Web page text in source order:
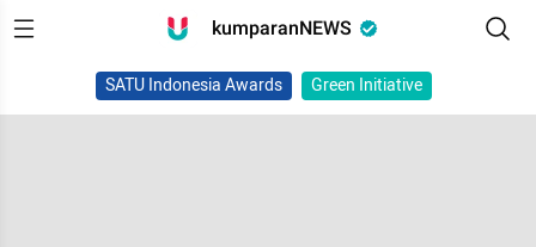
kumparanNEWS
SATU Indonesia Awards Green Initiative